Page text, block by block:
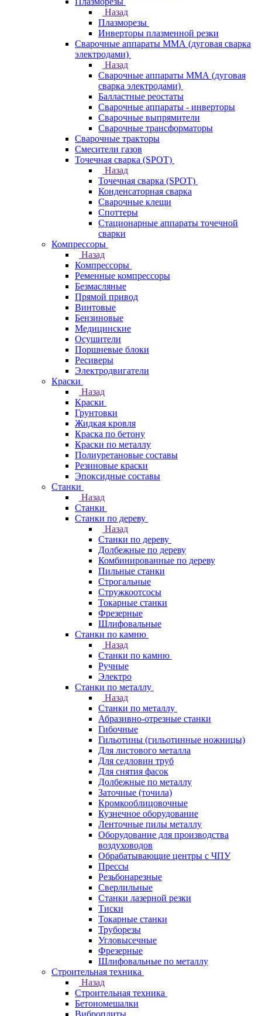
Назад
Плазморезы
Инверторы плазменной резки
Сварочные аппараты ММА (дуговая сварка
электродами)
Назад
Сварочные аппараты ММА (дуговая
сварка электродами)
Балластные реостаты
Сварочные аппараты - инверторы
Сварочные выпрямители
Сварочные трансформаторы
Сварочные тракторы
Смесители газов
Точечная сварка (SPOT)
Назад
Точечная сварка (SPOT)
Конденсаторная сварка
Сварочные клещи
Споттеры
Стационарные аппараты точечной
сварки
Компрессоры
Назад
Компрессоры
Ременные компрессоры
Безмасляные
Прямой привод
Винтовые
Бензиновые
Медицинские
Осушители
Поршневые блоки
Ресиверы
Электродвигатели
Краски
Назад
Краски
Грунтовки
Жидкая кровля
Краска по бетону
Краски по металлу
Полиуретановые составы
Резиновые краски
Эпоксидные составы
Станки
Назад
Станки
Станки по дереву
Назад
Станки по дереву
Долбежные по дереву
Комбинированные по дереву
Пильные станки
Строгальные
Стружкоотсосы
Токарные станки
Фрезерные
Шлифовальные
Станки по камню
Назад
Станки по камню
Ручные
Электро
Станки по металлу
Назад
Станки по металлу
Абразивно-отрезные станки
Гибочные
Гильотины (гильотинные ножницы)
Для листового металла
Для седловин труб
Для снятия фасок
Долбежные по металлу
Заточные (точила)
Кромкооблицовочные
Кузнечное оборудование
Ленточные пилы металлу
Оборудование для производства
воздуховодов
Обрабатывающие центры с ЧПУ
Прессы
Резьбонарезные
Сверлильные
Станки лазерной резки
Тиски
Токарные станки
Труборезы
Угловысечные
Фрезерные
Шлифовальные по металлу
Строительная техника
Назад
Строительная техника
Бетономешалки
Виброплиты